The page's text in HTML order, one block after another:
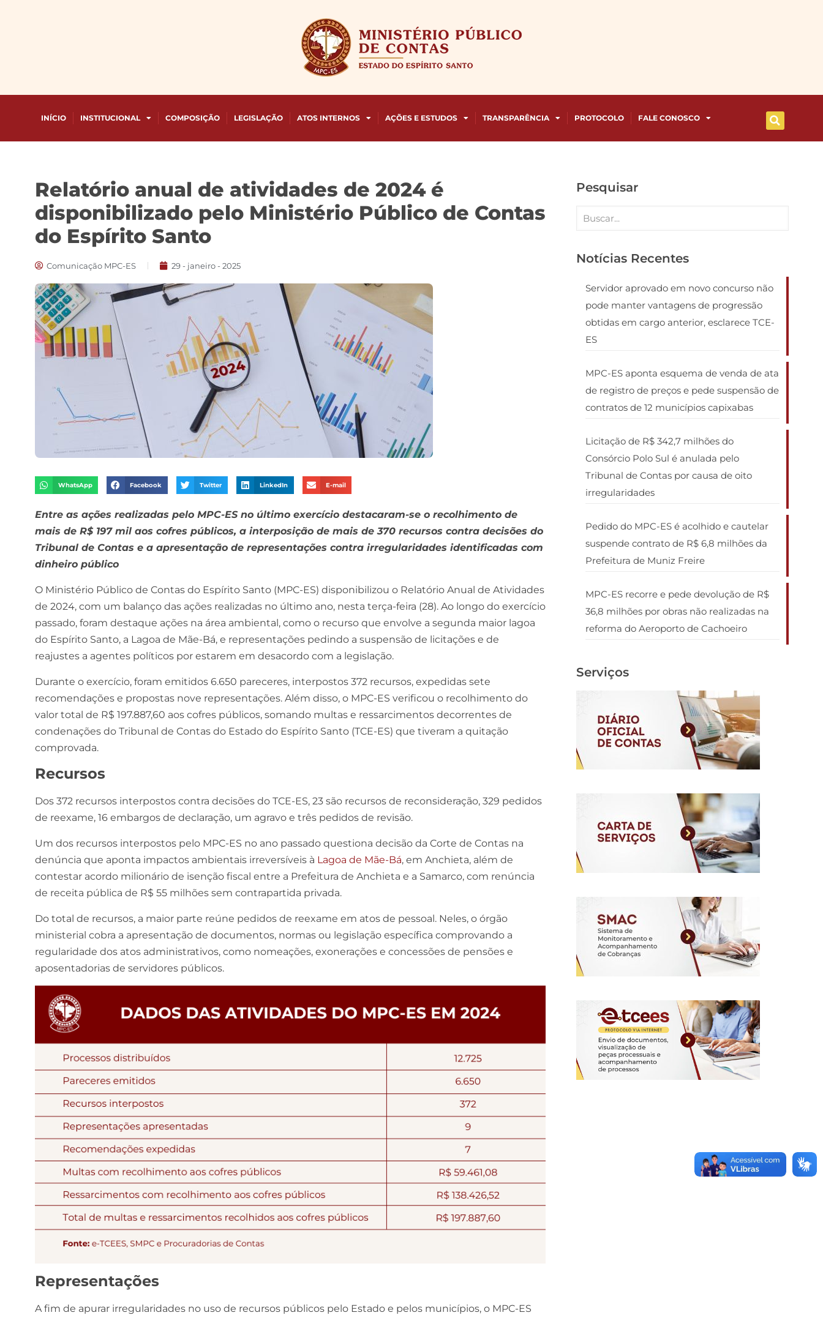
INÍCIO INSTITUCIONAL COMPOSIÇÃO LEGISLAÇÃO ATOS INTERNOS AÇÕES E ESTUDOS TRANSPARÊNCIA PROTOCOLO FALE CONOSCO
Relatório anual de atividades de 2024 é
disponibilizado pelo Ministério Público de Contas
do Espírito Santo
Comunicação MPC-ES 29 - janeiro - 2025
WhatsApp Facebook Twitter LinkedIn E-mail
Entre as ações realizadas pelo MPC-ES no último exercício destacaram-se o recolhimento de
mais de R$ 197 mil aos cofres públicos, a interposição de mais de 370 recursos contra decisões do
Tribunal de Contas e a apresentação de representações contra irregularidades identificadas com
dinheiro público
O Ministério Público de Contas do Espírito Santo (MPC-ES) disponibilizou o Relatório Anual de Atividades
de 2024, com um balanço das ações realizadas no último ano, nesta terça-feira (28). Ao longo do exercício
passado, foram destaque ações na área ambiental, como o recurso que envolve a segunda maior lagoa
do Espírito Santo, a Lagoa de Mãe-Bá, e representações pedindo a suspensão de licitações e de
reajustes a agentes políticos por estarem em desacordo com a legislação.
Durante o exercício, foram emitidos 6.650 pareceres, interpostos 372 recursos, expedidas sete
recomendações e propostas nove representações. Além disso, o MPC-ES verificou o recolhimento do
valor total de R$ 197.887,60 aos cofres públicos, somando multas e ressarcimentos decorrentes de
condenações do Tribunal de Contas do Estado do Espírito Santo (TCE-ES) que tiveram a quitação
comprovada.
Recursos
Dos 372 recursos interpostos contra decisões do TCE-ES, 23 são recursos de reconsideração, 329 pedidos
de reexame, 16 embargos de declaração, um agravo e três pedidos de revisão.
Um dos recursos interpostos pelo MPC-ES no ano passado questiona decisão da Corte de Contas na
denúncia que aponta impactos ambientais irreversíveis à Lagoa de Mãe-Bá, em Anchieta, além de
contestar acordo milionário de isenção fiscal entre a Prefeitura de Anchieta e a Samarco, com renúncia
de receita pública de R$ 55 milhões sem contrapartida privada.
Do total de recursos, a maior parte reúne pedidos de reexame em atos de pessoal. Neles, o órgão
ministerial cobra a apresentação de documentos, normas ou legislação específica comprovando a
regularidade dos atos administrativos, como nomeações, exonerações e concessões de pensões e
aposentadorias de servidores públicos.
Representações
A fim de apurar irregularidades no uso de recursos públicos pelo Estado e pelos municípios, o MPC-ES
Pesquisar
Notícias Recentes
Servidor aprovado em novo concurso não
pode manter vantagens de progressão
obtidas em cargo anterior, esclarece TCE-
ES
MPC-ES aponta esquema de venda de ata
de registro de preços e pede suspensão de
contratos de 12 municípios capixabas
Licitação de R$ 342,7 milhões do
Consórcio Polo Sul é anulada pelo
Tribunal de Contas por causa de oito
irregularidades
Pedido do MPC-ES é acolhido e cautelar
suspende contrato de R$ 6,8 milhões da
Prefeitura de Muniz Freire
MPC-ES recorre e pede devolução de R$
36,8 milhões por obras não realizadas na
reforma do Aeroporto de Cachoeiro
Serviços